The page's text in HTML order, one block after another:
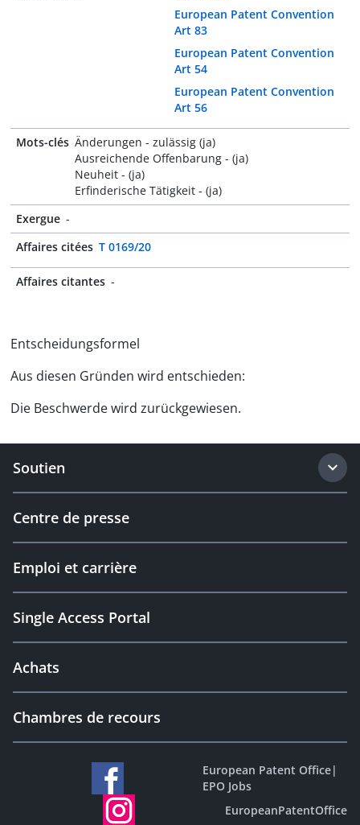
European Patent Convention
Art 83
European Patent Convention
Art 54
European Patent Convention
Art 56
Mots-clés Änderungen - zulässig (ja)
Ausreichende Offenbarung - (ja)
Neuheit - (ja)
Erfinderische Tätigkeit - (ja)
Exergue -
Affaires citées T 0169/20
Affaires citantes -
Entscheidungsformel
Aus diesen Gründen wird entschieden:
Die Beschwerde wird zurückgewiesen.
Soutien
Centre de presse
Emploi et carrière
Single Access Portal
Achats
Chambres de recours
European Patent Office|
EPO Jobs
EuropeanPatentOffice